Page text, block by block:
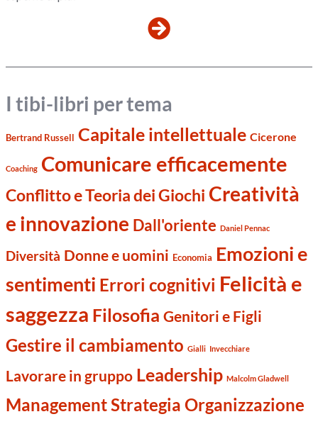
I tibi-libri per tema
Bertrand Russell Capitale intellettuale Cicerone
Coaching Comunicare efficacemente
Conflitto e Teoria dei Giochi Creatività
e innovazione Dall'oriente Daniel Pennac
Diversità Donne e uomini Economia Emozioni e
sentimenti Errori cognitivi Felicità e
saggezza Filosofia Genitori e Figli
Gestire il cambiamento Gialli Invecchiare
Lavorare in gruppo Leadership Malcolm Gladwell
Management Strategia Organizzazione